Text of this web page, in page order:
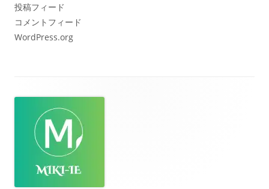
投稿フィード
コメントフィード
WordPress.org